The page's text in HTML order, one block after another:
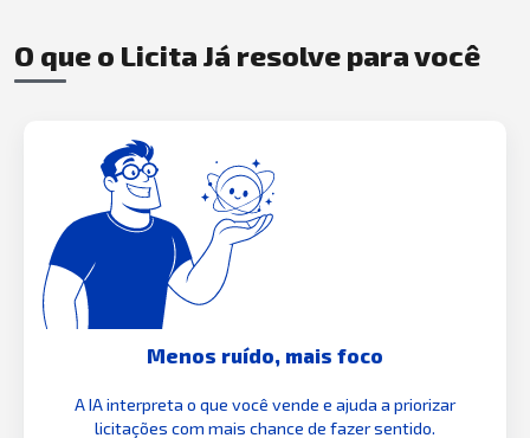
O que o Licita Já resolve para você
Menos ruído, mais foco
A IA interpreta o que você vende e ajuda a priorizar
licitações com mais chance de fazer sentido.